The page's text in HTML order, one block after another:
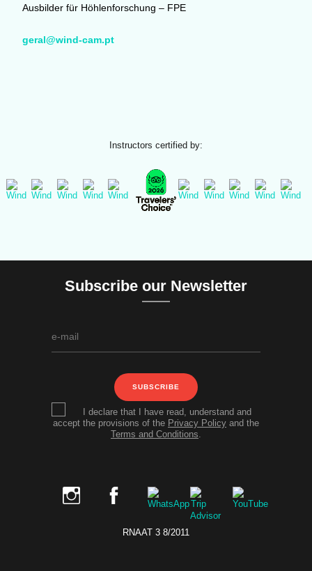
Ausbilder für Höhlenforschung – FPE
geral@wind-cam.pt
Instructors certified by:
Subscribe our Newsletter
SUBSCRIBE
I declare that I have read, understand and
accept the provisions of the Privacy Policy and the
Terms and Conditions
RNAAT 3 8/2011